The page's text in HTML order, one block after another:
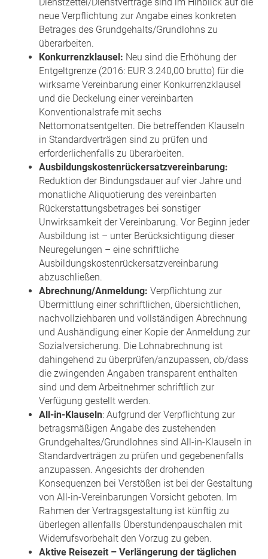
neue Verpflichtung zur Angabe eines konkreten
Betrages des Grundgehalts/Grundlohns zu
überarbeiten.
Konkurrenzklausel: Neu sind die Erhöhung der
Entgeltgrenze (2016: EUR 3.240,00 brutto) für die
wirksame Vereinbarung einer Konkurrenzklausel
und die Deckelung einer vereinbarten
Konventionalstrafe mit sechs
Nettomonatsentgelten. Die betreffenden Klauseln
in Standardverträgen sind zu prüfen und
erforderlichenfalls zu überarbeiten.
Ausbildungskostenrückersatzvereinbarung:
Reduktion der Bindungsdauer auf vier Jahre und
monatliche Aliquotierung des vereinbarten
Rückerstattungsbetrages bei sonstiger
Unwirksamkeit der Vereinbarung. Vor Beginn jeder
Ausbildung ist – unter Berücksichtigung dieser
Neuregelungen – eine schriftliche
Ausbildungskostenrückersatzvereinbarung
abzuschließen.
Abrechnung/Anmeldung: Verpflichtung zur
Übermittlung einer schriftlichen, übersichtlichen,
nachvollziehbaren und vollständigen Abrechnung
und Aushändigung einer Kopie der Anmeldung zur
Sozialversicherung. Die Lohnabrechnung ist
dahingehend zu überprüfen/anzupassen, ob/dass
die zwingenden Angaben transparent enthalten
sind und dem Arbeitnehmer schriftlich zur
Verfügung gestellt werden.
All-in-Klauseln: Aufgrund der Verpflichtung zur
betragsmäßigen Angabe des zustehenden
Grundgehaltes/Grundlohnes sind All-in-Klauseln in
Standardverträgen zu prüfen und gegebenenfalls
anzupassen. Angesichts der drohenden
Konsequenzen bei Verstößen ist bei der Gestaltung
von All-in-Vereinbarungen Vorsicht geboten. Im
Rahmen der Vertragsgestaltung ist künftig zu
überlegen allenfalls Überstundenpauschalen mit
Widerrufsvorbehalt den Vorzug zu geben.
Aktive Reisezeit – Verlängerung der täglichen